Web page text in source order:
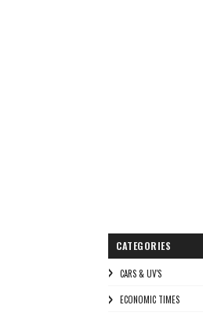
CATEGORIES
CARS & UV'S
ECONOMIC TIMES